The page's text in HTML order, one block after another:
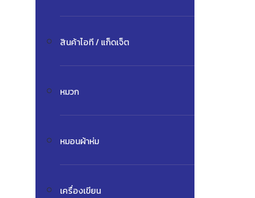
สินค้าไอที / แก็ดเจ็ต
หมวก
หมอนผ้าห่ม
เครื่องเขียน